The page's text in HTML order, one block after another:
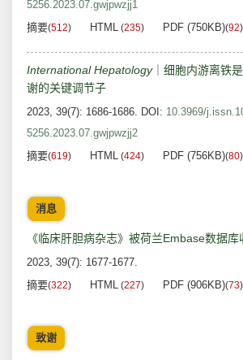
5256.2023.07.gwjpwzjj1
摘要(512) HTML (235) PDF (750KB)(92)
International Hepatology｜细胞内游离铁
谢的关键调节子
2023, 39(7): 1686-1686. DOI: 10.3969/
5256.2023.07.gwjpwzjj2
摘要(619) HTML (424) PDF (756KB)(80)
消息
《临床肝胆病杂志》被荷兰Embase数据库
2023, 39(7): 1677-1677.
摘要(322) HTML (227) PDF (906KB)(73)
致谢